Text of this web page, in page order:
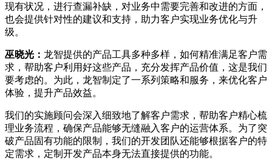
现有状况，进行查漏补缺，对业务中需要完善和改进的方面，
也会提供针对性的建议和支持，助力客户实现业务优化与升
级。
巫晓光： 龙智提供的产品工具多种多样，如何精准满足客户需
求，帮助客户利用好这些产品，充分发挥产品价值，这是我们
要考虑的。为此，龙智制定了一系列策略和服务，来优化客户
体验，提升产品效益。
我们的实施顾问会深入细致地了解客户需求，帮助客户精心梳
理业务流程，确保产品能够无缝融入客户的运营体系。为了突
破产品固有功能的限制，我们的开发团队还能够根据客户的特
定需求，定制开发产品本身无法直接提供的功能。